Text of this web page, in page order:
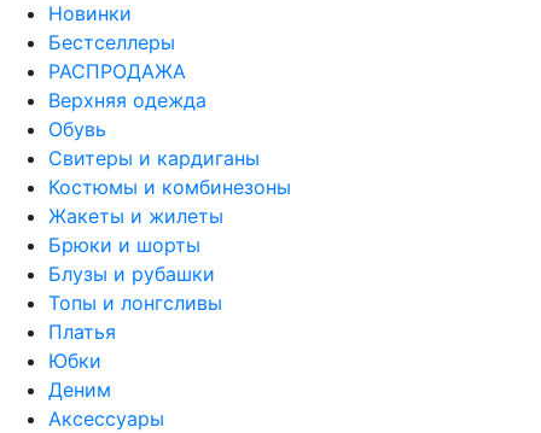
Новинки
Бестселлеры
РАСПРОДАЖА
Верхняя одежда
Обувь
Свитеры и кардиганы
Костюмы и комбинезоны
Жакеты и жилеты
Брюки и шорты
Блузы и рубашки
Топы и лонгсливы
Платья
Юбки
Деним
Аксессуары